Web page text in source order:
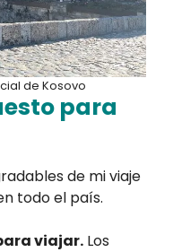
de Kosovo
para
de mi viaje
todo el país.
viajar. Los